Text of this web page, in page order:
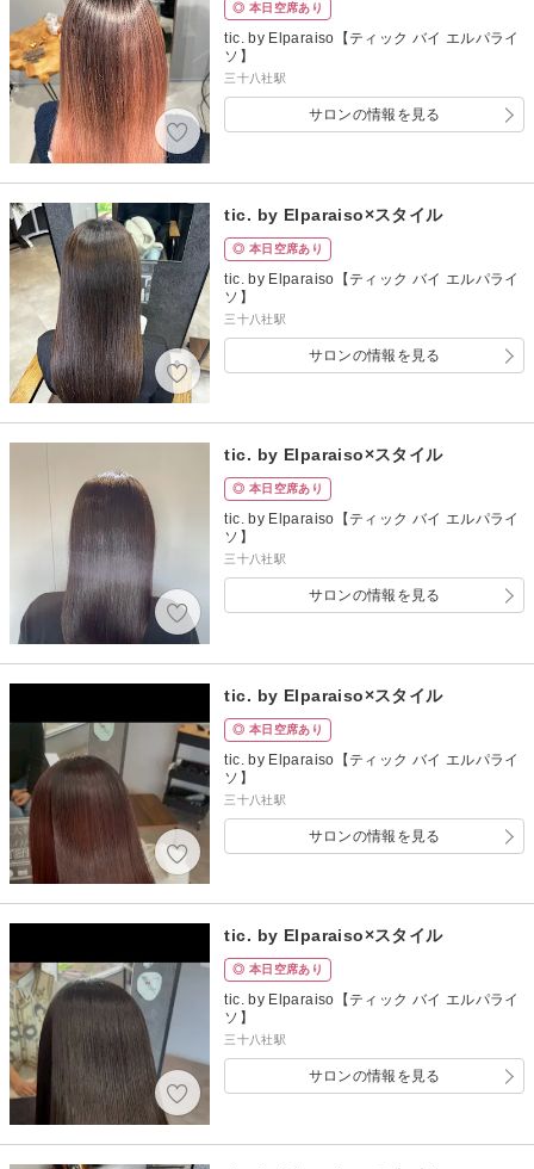
◎ 本日空席あり
tic. by Elparaiso【ティック バイ エルパライ
ソ】
三十八社駅
サロンの情報を見る
tic. by Elparaiso×スタイル
◎ 本日空席あり
tic. by Elparaiso【ティック バイ エルパライ
ソ】
三十八社駅
サロンの情報を見る
tic. by Elparaiso×スタイル
◎ 本日空席あり
tic. by Elparaiso【ティック バイ エルパライ
ソ】
三十八社駅
サロンの情報を見る
tic. by Elparaiso×スタイル
◎ 本日空席あり
tic. by Elparaiso【ティック バイ エルパライ
ソ】
三十八社駅
サロンの情報を見る
tic. by Elparaiso×スタイル
◎ 本日空席あり
tic. by Elparaiso【ティック バイ エルパライ
ソ】
三十八社駅
サロンの情報を見る